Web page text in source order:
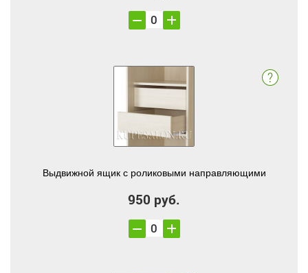
Выдвижной ящик с роликовыми направляющими
950 руб.